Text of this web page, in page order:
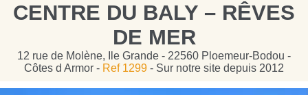
CENTRE DU BALY – RÊVES
DE MER
12 rue de Molène, Ile Grande - 22560 Ploemeur-Bodou -
Côtes d Armor - Ref 1299 - Sur notre site depuis 2012